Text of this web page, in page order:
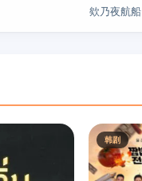
欸乃夜航船
韩剧